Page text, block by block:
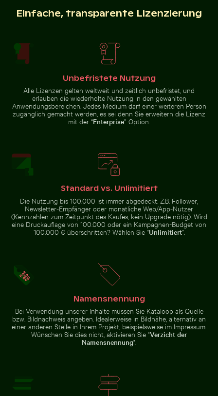
Umgebung Tejo, Lissabon
Abstrakter Wald mit
Bewegungsunschärfe weißem Tuch hervor
Casa da Música, Porto: Wahrzeichen der modernen
Gemeiner Mynavogel auf einem
Baumast sitzend
Helle orangefarbene Seestern am
Sandstrand
Blauer Kirchturm mit Glocke vor klarem Himmel
Blauer Kirchturm mit Glocke vor
Luftaufnahme der
Luftaufnahme der Halbinsel
Detailreiche Tempellaterne mit goldenem Stupa
goldenem Stupa
Prächtige Fassade des Wat Kanan
Vintage-Fahrrad auf Küstenweg in Kauai
Einfache, transparente Lizenzierung
Unbefristete Nutzung
Alle Lizenzen gelten weltweit und zeitlich unbefristet, und
erlauben die wiederholte Nutzung in den gewählten
Anwendungsbereichen. Jedes Medium darf einer weiteren Person
zugänglich gemacht werden, es sei denn Sie erweitern die Lizenz
mit der “Enterprise”-Option.
Standard vs. Unlimitiert
Die Nutzung bis 100.000 ist immer abgedeckt: Z.B. Follower,
Newsletter-Empfänger oder monatliche Web/App-Nutzer
(Kennzahlen zum Zeitpunkt des Kaufes, kein Upgrade nötig). Wird
eine Druckauflage von 100.000 oder ein Kampagnen-Budget von
100.000 € überschritten? Wählen Sie “Unlimitiert”.
Namensnennung
Bei Verwendung unserer Inhalte müssen Sie Kataloop als Quelle
bzw. Bildnachweis angeben. Idealerweise in Bildnähe, alternativ an
einer anderen Stelle in Ihrem Projekt, beispielsweise im Impressum.
Wünschen Sie dies nicht, aktivieren Sie "Verzicht der
Namensnennung".